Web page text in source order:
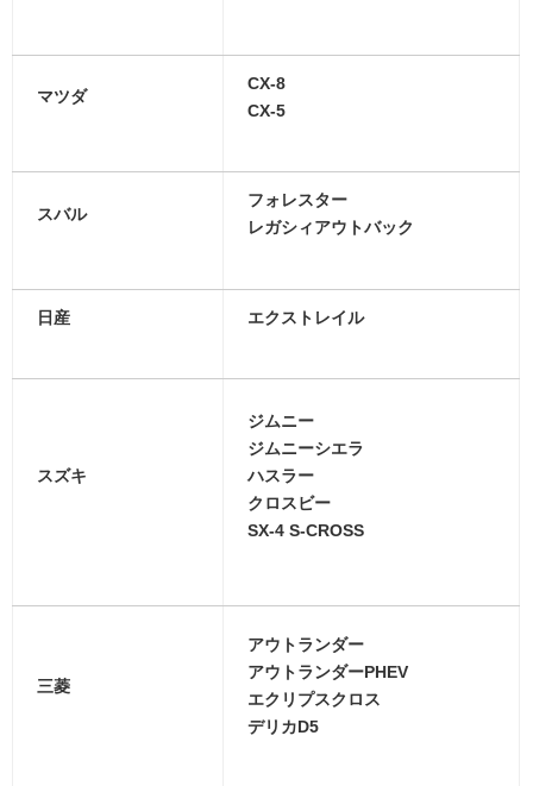
マツダ
CX-8
CX-5
スバル
フォレスター
レガシィアウトバック
日産 エクストレイル
スズキ
ジムニー
ジムニーシエラ
ハスラー
クロスビー
SX-4 S-CROSS
三菱
アウトランダー
アウトランダーPHEV
エクリプスクロス
デリカD5